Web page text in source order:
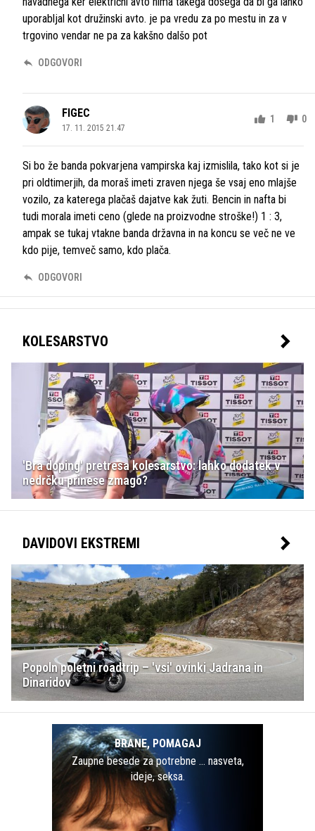
uporabljal kot družinski avto. je pa vredu za po mestu in za v
trgovino vendar ne pa za kakšno dalšo pot
ODGOVORI
FIGEC
17. 11. 2015 21.47
1 0
Si bo že banda pokvarjena vampirska kaj izmislila, tako kot si je
pri oldtimerjih, da moraš imeti zraven njega še vsaj eno mlajše
vozilo, za katerega plačaš dajatve kak žuti. Bencin in nafta bi
tudi morala imeti ceno (glede na proizvodne stroške!) 1 : 3,
ampak se tukaj vtakne banda državna in na koncu se več ne ve
kdo pije, temveč samo, kdo plača.
ODGOVORI
KOLESARSTVO
'Bra doping' pretresa kolesarstvo: lahko dodatek v
nedrčku prinese zmago?
DAVIDOVI EKSTREMI
Popoln poletni roadtrip – 'vsi' ovinki Jadrana in
Dinaridov
BRANE, POMAGAJ
Zaupne besede za potrebne … nasveta,
ideje, seksa.